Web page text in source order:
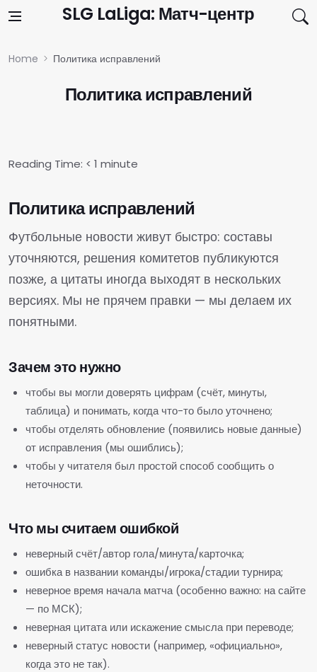
Skip to contentSLG LaLiga: Матч-центр
Home Политика исправлений
Политика исправлений
Reading Time: < 1 minute
Политика исправлений
Футбольные новости живут быстро: составы
уточняются, решения комитетов публикуются
позже, а цитаты иногда выходят в нескольких
версиях. Мы не прячем правки — мы делаем их
понятными.
Зачем это нужно
чтобы вы могли доверять цифрам (счёт, минуты,
таблица) и понимать, когда что-то было уточнено;
чтобы отделять обновление (появились новые данные)
от исправления (мы ошиблись);
чтобы у читателя был простой способ сообщить о
неточности.
Что мы считаем ошибкой
неверный счёт/автор гола/минута/карточка;
ошибка в названии команды/игрока/стадии турнира;
неверное время начала матча (особенно важно: на сайте
— по МСК);
неверная цитата или искажение смысла при переводе;
неверный статус новости (например, «официально»,
когда это не так).